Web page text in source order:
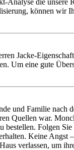
können wir
Jacke-
Um eine gute
und Familie nach
Quellen war.
Folgen
Keine Angst
verlassen, um